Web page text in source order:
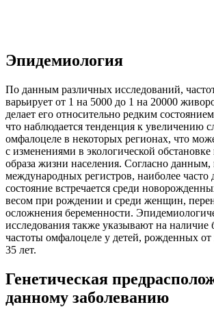
Эпидемиология
По данным различных исследований,
варьирует от 1 на 5000 до 1 на 20000
делает его относительно редким
что наблюдается тенденция к увеличению
омфалоцеле в некоторых регионах, что
с изменениями в экологической
образа жизни населения. Согласно
международных регистров, наиболее часто
состояние встречается среди
весом при рождении и среди женщин,
осложнения беременности.
исследования также указывают на наличие
частоты омфалоцеле у детей, рожденных от
35 лет.
Генетическая
данному заболеванию